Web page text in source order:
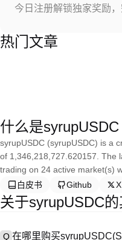
今日注册解锁独家奖励
热门文章
什么是syrupUSDC
syrupUSDC (syrupUSDC) is a
of 1,346,218,727.620157. The
trading on 24 active market(s)
白皮书
Github X
关于syrupUSDC
Q 在哪里购买